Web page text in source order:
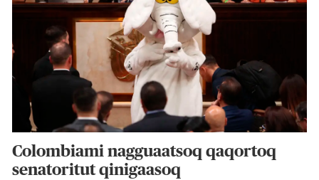
Colombiami nagguaatsoq qaqortoq
senatoritut qinigaasoq